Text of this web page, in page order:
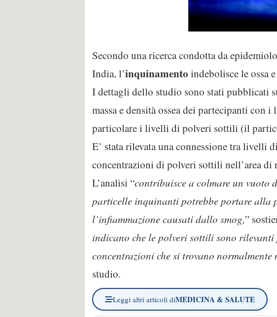
Secondo una ricerca condotta da
India, l’inquinamento indebolisce le ossa
I dettagli dello studio sono stati pubblicati
massa e densità ossea dei partecipanti
particolare i livelli di polveri sottili (il
E’ stata rilevata una connessione tra livelli
concentrazioni di polveri sottili nell’area di
L’analisi “contribuisce a colmare un vuoto
particelle inquinanti potrebbe portare alla
l’infiammazione causati dallo smog,”
indicano che le polveri sottili sono
concentrazioni che si trovano
studio.
Leggi altri articoli diMEDICINA & SALUTE